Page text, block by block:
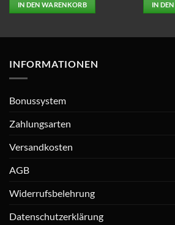
IN DEN WARENKORB IN
INFORMATIONEN
Bonussystem
Zahlungsarten
Versandkosten
AGB
Widerrufsbelehrung
Datenschutzerklärung